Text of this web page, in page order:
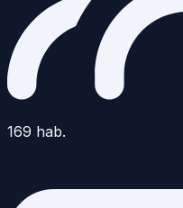
169 hab.